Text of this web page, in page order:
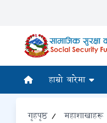
हाम्रो बारेमा
गृहपृष्ठ / महाशाखाहरू